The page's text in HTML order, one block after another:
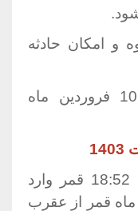
و امکان حادثه
خروج قمر از عقرب جمعه 10 فروردین ماه
سه شنبه 4 اردیبهشت ساعت 18:52 قمر وارد
قمر از عقرب